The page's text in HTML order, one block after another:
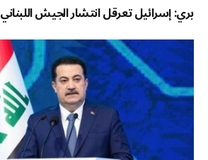
بري: إسرائيل تعرقل انتشار الجيش اللبناني